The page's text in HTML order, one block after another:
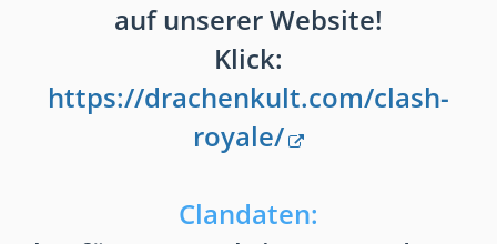
auf unserer Website!
Klick:
https://drachenkult.com/clash-
royale/
Clandaten: